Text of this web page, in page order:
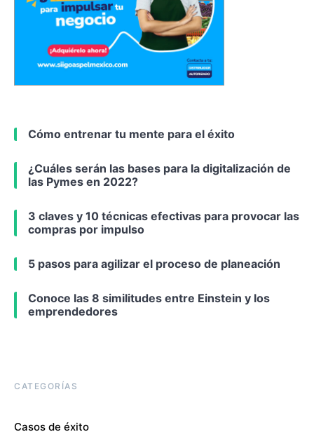
Cómo entrenar tu mente para el éxito
¿Cuáles serán las bases para la digitalización de
las Pymes en 2022?
3 claves y 10 técnicas efectivas para provocar las
compras por impulso
5 pasos para agilizar el proceso de planeación
Conoce las 8 similitudes entre Einstein y los
emprendedores
CATEGORÍAS
Casos de éxito